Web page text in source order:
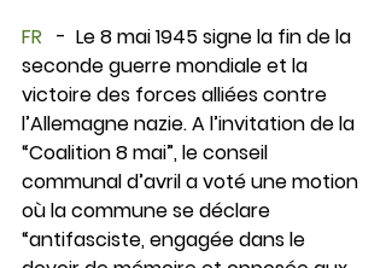
FR -  Le 8 mai 1945 signe la fin de la
seconde guerre mondiale et la
victoire des forces alliées contre
l’Allemagne nazie. A l’invitation de la
“Coalition 8 mai”, le conseil
communal d’avril a voté une motion
où la commune se déclare
“antifasciste, engagée dans le